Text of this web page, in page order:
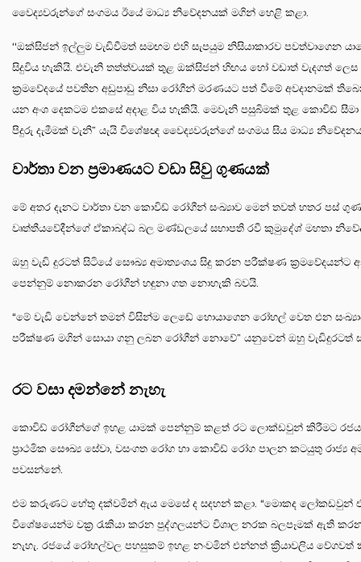
වෛද්‍යවරුන්ගේ සංගමය ඊයේ මාධ්‍ය නිවේදනයක් මගින් හෙළි කළා.
‘‘ඔක්සිජන් ඉල්ලුම වැඩිවීමත් සමඟම එහි සැපයුම නිසියාකාරව පවත්වාගෙන
සිදුවිය හැකියි. එවැනි තත්ත්වයක් තුළ ඔක්සිජන් හිඟය හෝ වඩාත් වැදගත්
ක්‍රමවේදයේ පවතින අඩුපාඩු නිසා රෝගීන් මරණයට පත් වීමේ අවදානමක්
යන අංශ දෙකටම එකසේ අදාළ විය හැකියි. මෙවැනි පසුබිමක් තුළ කොවිඩ්
පිදුරු දැමීමක් වැනි” යැයි විශේෂඥ වෛද්‍යවරුන්ගේ සංගමය සිය මාධ්‍ය
වාර්තා වන ප්‍රමාණයට වඩා සිවු ගුණයක්
මේ අතර දැනට වාර්තා වන කොවිඩ් රෝගීන් සංඛ්‍යාව මෙන් තවත් හතර පස්
වෘත්තීයවේදීන්ගේ ඒකාබද්ධ බල මණ්ඩලයේ සභාපති රවී කුමුදේශ් මහතා
ඔහු වැඩි දුරටත් සිටියේ සෞඛ්‍ය අමාත්‍යංශය සිදු කරන පරීක්ෂණ
පෙන්නුම් නොකරන රෝගීන් හඳුනා ගත නොහැකි බවයි.
“මේ වැඩි වෙන්නේ තමන් විසින්ම ලෙඩේ හොයාගෙන රෝහල් වෙත එන
පරීක්ෂණ මගින් සොයා ගනු ලබන රෝගීන් නොවේ” යනුවෙන් ඔහු වැඩිදුරටත්
රට වසා දමන්නේ නැහැ
කොවිඩ් රෝගීන්ගේ ඉහළ යාමක් පෙන්නුම් කළත් රට ලොක්ඩවුන් කිරීමට
ප්‍රාථමික සෞඛ්‍ය සේවා, වසංගත රෝග හා කොවිඩ් රෝග පාලන කටයුතු රාජ්‍ය
පවසන්නේ.
එම කරුණට හේතු දක්වමින් ඇය මෙසේ ද සදහන් කළා. “මොකද ලෝකඩවුන්
විශේෂයෙන්ම වක්‍ර රැකියා කරන පුද්ගලයන්ට විශාල නරක බලපෑමක් ඇති
නැහැ. රජයේ රෝහල්වල පහසුකම් ඉහළ නංවමින් එන්නත් ක්‍රියාවලිය වේගවත්